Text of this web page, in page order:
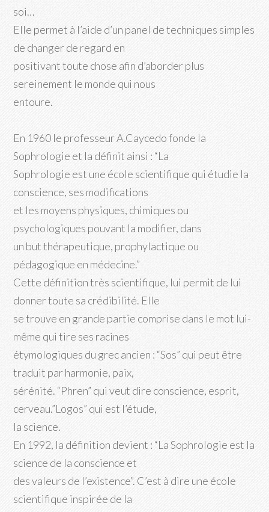
soi…
Elle permet à l’aide d’un panel de techniques simples
de changer de regard en
positivant toute chose afin d’aborder plus
sereinement le monde qui nous
entoure.
En 1960 le professeur A.Caycedo fonde la
Sophrologie et la définit ainsi : “La
Sophrologie est une école scientifique qui étudie la
conscience, ses modifications
et les moyens physiques, chimiques ou
psychologiques pouvant la modifier, dans
un but thérapeutique, prophylactique ou
pédagogique en médecine.”
Cette définition très scientifique, lui permit de lui
donner toute sa crédibilité. Elle
se trouve en grande partie comprise dans le mot lui-
même qui tire ses racines
étymologiques du grec ancien : “Sos” qui peut être
traduit par harmonie, paix,
sérénité. “Phren” qui veut dire conscience, esprit,
cerveau.”Logos” qui est l’étude,
la science.
En 1992, la définition devient : “La Sophrologie est la
science de la conscience et
des valeurs de l’existence”. C’est à dire une école
scientifique inspirée de la